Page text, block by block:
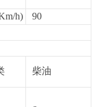
h)
90
柴油